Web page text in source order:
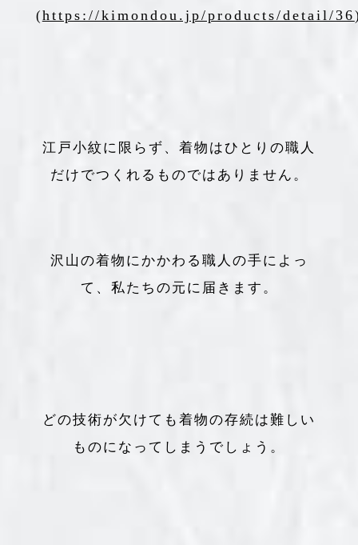
(https://kimondou.jp/products/detail/36
江戸小紋に限らず、着物はひとりの職人
だけでつくれるものではありません。
沢山の着物にかかわる職人の手によっ
て、私たちの元に届きます。
どの技術が欠けても着物の存続は難しい
ものになってしまうでしょう。